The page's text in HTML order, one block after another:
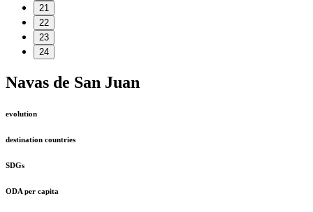
21
22
23
24
Navas de San Juan
evolution
destination countries
SDGs
ODA per capita